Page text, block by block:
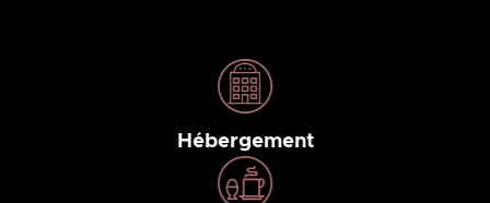
Hébergement